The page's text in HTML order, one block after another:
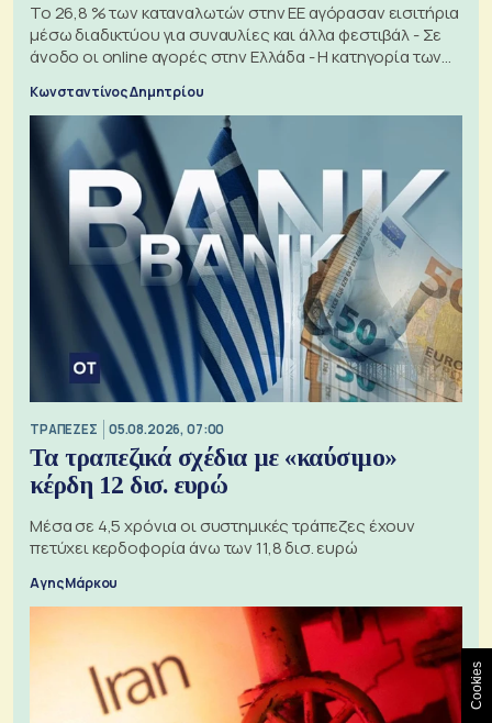
Το 26,8 % των καταναλωτών στην ΕΕ αγόρασαν εισιτήρια
μέσω διαδικτύου για συναυλίες και άλλα φεστιβάλ - Σε
άνοδο οι online αγορές στην Ελλάδα - Η κατηγορία των
εισιτηρίων
Κωνσταντίνος Δημητρίου
ΤΡΑΠΕΖΕΣ 05.08.2026, 07:00
Τα τραπεζικά σχέδια με «καύσιμο»
κέρδη 12 δισ. ευρώ
Μέσα σε 4,5 χρόνια οι συστημικές τράπεζες έχουν
πετύχει κερδοφορία άνω των 11,8 δισ. ευρώ
Αγης Μάρκου
Cookies